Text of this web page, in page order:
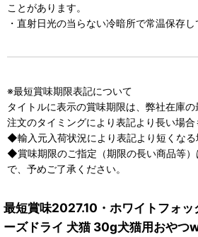
ことがあります。
・直射日光の当らない冷暗所で常温保存し
※最短賞味期限表記について
タイトルに表示の賞味期限は、弊社在庫
注文のタイミングにより表記より長い場合
◆輸入元入荷状況により表記より短くなる
◆賞味期限のご指定（期限の長い商品等
で、予めご了承ください。
最短賞味2027.10・ホワイトフォッ
ーズドライ 犬猫 30g犬猫用おや